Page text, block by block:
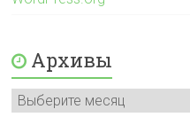
Архивы
Архивы